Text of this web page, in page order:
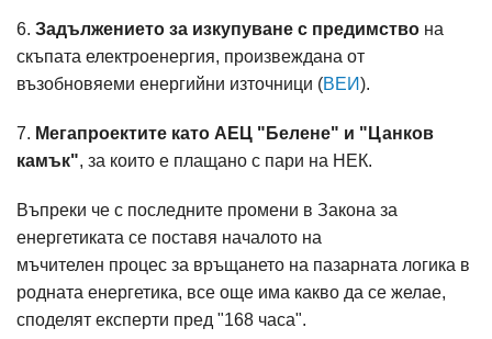
6. Задължението за изкупуване с предимство на
скъпата електроенергия, произвеждана от
възобновяеми енергийни източници (ВЕИ).
7. Мегапроектите като АЕЦ "Белене" и "Цанков
камък", за които е плащано с пари на НЕК.
Въпреки че с последните промени в Закона за
енергетиката се поставя началото на
мъчителен процес за връщането на пазарната логика в
родната енергетика, все още има какво да се желае,
споделят експерти пред "168 часа".